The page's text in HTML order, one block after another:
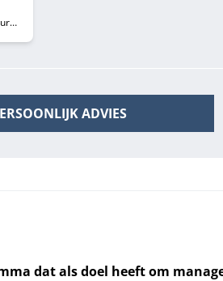
ADVIES
dat als doel heeft om